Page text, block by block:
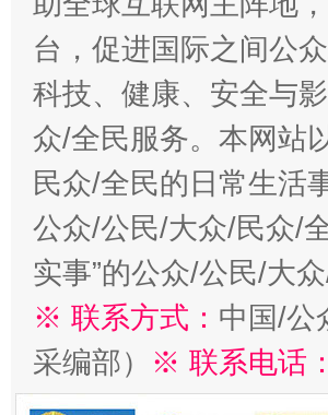
台，促进国际之间公
科技、健康、安全与
众/全民服务。本网站
民众/全民的日常生活
公众/公民/大众/民众/
实事”的公众/公民/大
※ 联系方式： 中国/公
采编部） ※ 联系电话：